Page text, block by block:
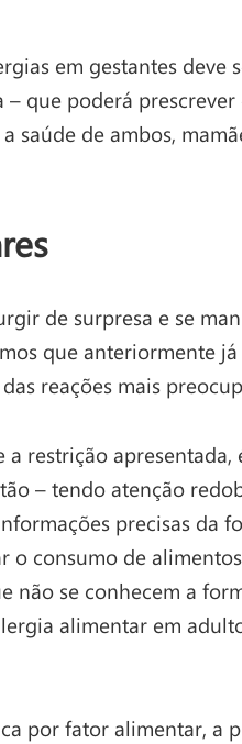
em gestantes deve
que poderá
saúde de ambos,
de surpresa e se
que anteriormente
reações mais
a restrição
– tendo atenção
precisas da
o consumo de
não se conhecem a
alimentar em
por fator alimentar, a